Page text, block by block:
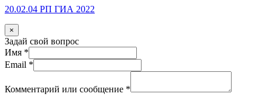
20.02.04 РП ГИА 2022
×
Задай свой вопрос
Имя *
Email *
Комментарий или сообщение *